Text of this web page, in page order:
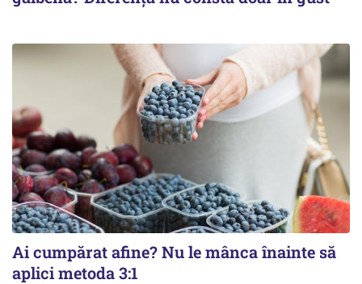
Ai cumpărat afine? Nu le mânca înainte să
aplici metoda 3:1